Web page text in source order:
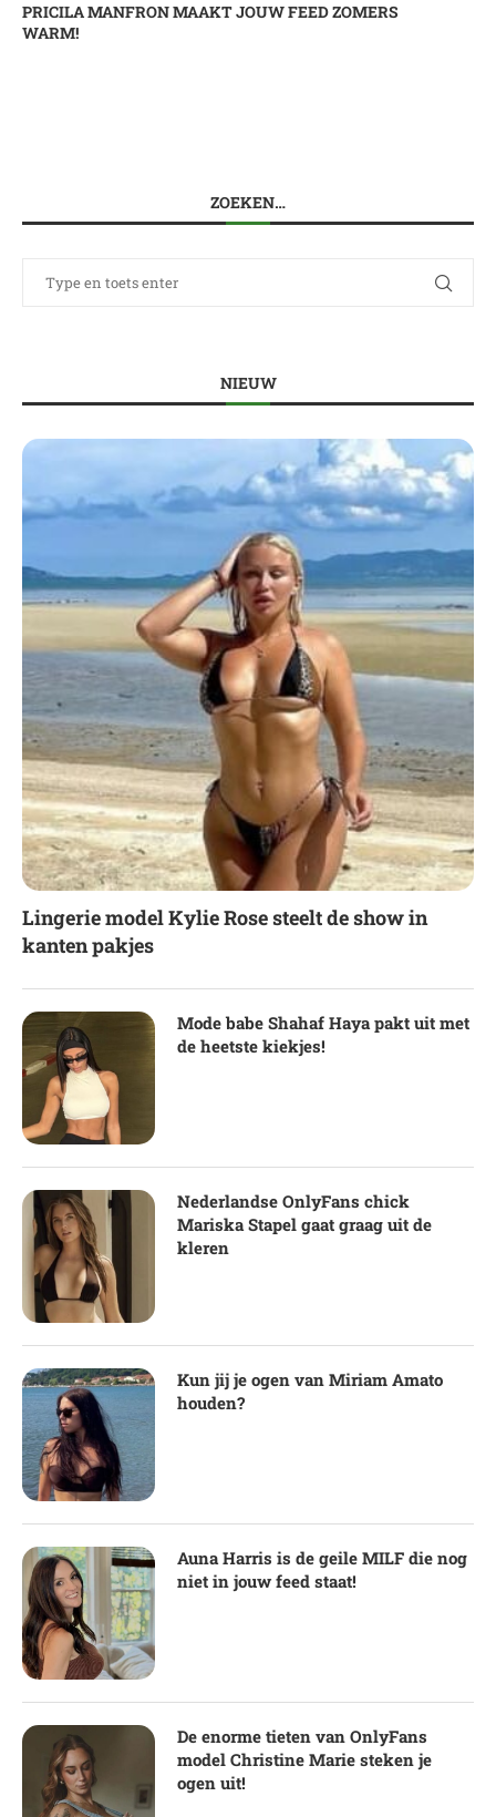
PRICILA MANFRON MAAKT JOUW FEED ZOMERS
WARM!
ZOEKEN…
NIEUW
Lingerie model Kylie Rose steelt de show in
kanten pakjes
Mode babe Shahaf Haya pakt uit met
de heetste kiekjes!
Nederlandse OnlyFans chick
Mariska Stapel gaat graag uit de
kleren
Kun jij je ogen van Miriam Amato
houden?
Auna Harris is de geile MILF die nog
niet in jouw feed staat!
De enorme tieten van OnlyFans
model Christine Marie steken je
ogen uit!